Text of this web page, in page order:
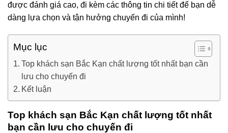
được đánh giá cao, đi kèm các thông tin chi tiết để bạn dễ
dàng lựa chọn và tận hưởng chuyến đi của mình!
Mục lục
Top khách sạn Bắc Kạn chất lượng tốt nhất bạn cần
lưu cho chuyến đi
Kết luận
Top khách sạn Bắc Kạn chất lượng tốt nhất
bạn cần lưu cho chuyến đi